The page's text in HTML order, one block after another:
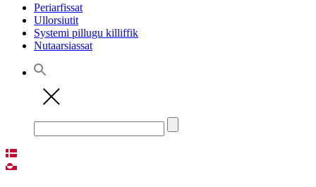
Periarfissat
Ullorsiutit
Systemi pillugu killiffik
Nutaarsiassat